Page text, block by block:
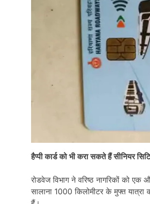
हैप्पी कार्ड को भी करा सकते हैं सीनियर
रोडवेज विभाग ने वरिष्ठ नागरिकों को
सालाना 1000 किलोमीटर के मुफ्त यात्रा